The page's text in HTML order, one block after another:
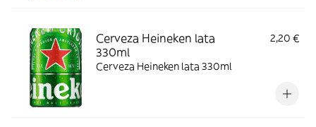
Cerveza Heineken lata
330ml
2,20 €
Cerveza Heineken lata 330ml